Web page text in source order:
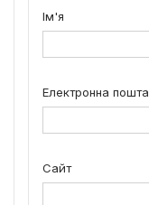
Ім'я
Електронна пошта
Сайт